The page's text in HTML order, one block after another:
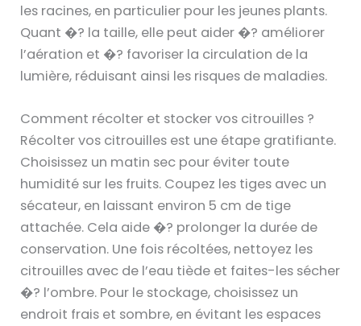
les racines, en particulier pour les jeunes plants.
Quant �? la taille, elle peut aider �? améliorer
l’aération et �? favoriser la circulation de la
lumière, réduisant ainsi les risques de maladies.
Comment récolter et stocker vos citrouilles ?
Récolter vos citrouilles est une étape gratifiante.
Choisissez un matin sec pour éviter toute
humidité sur les fruits. Coupez les tiges avec un
sécateur, en laissant environ 5 cm de tige
attachée. Cela aide �? prolonger la durée de
conservation. Une fois récoltées, nettoyez les
citrouilles avec de l’eau tiède et faites-les sécher
�? l’ombre. Pour le stockage, choisissez un
endroit frais et sombre, en évitant les espaces